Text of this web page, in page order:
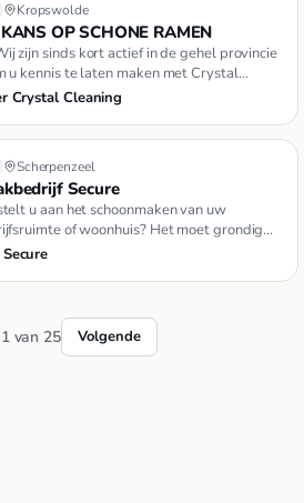
Kropswolde
OP SCHONE RAMEN
zijn sinds kort actief in de gehel provincie
u kennis te laten maken met Crystal
Crystal Cleaning
Scherpenzeel
Secure
u aan het schoonmaken van uw
of woonhuis? Het moet grondig
van 25 Volgende